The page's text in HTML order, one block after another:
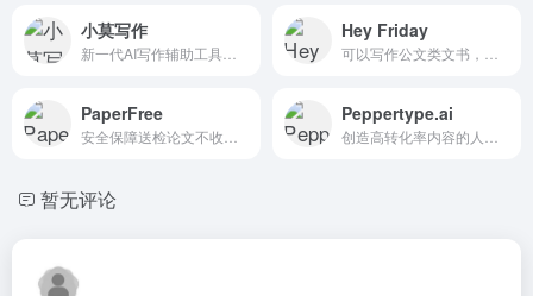
小莫写作 Hey Friday
PaperFree Peppertype.ai
暂无评论